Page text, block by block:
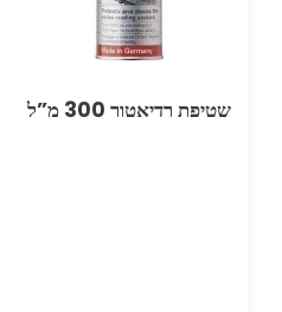
שטיפת רדיאטור 300 מ”ל